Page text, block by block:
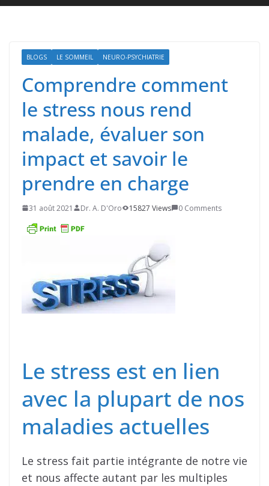
BLOGS LE SOMMEIL NEURO-PSYCHIATRIE
Comprendre comment
le stress nous rend
malade, évaluer son
impact et savoir le
prendre en charge
31 août 2021 Dr. A. D'Oro 15827 Views 0 Comments
Le stress est en lien
avec la plupart de nos
maladies actuelles
Le stress fait partie intégrante de notre vie
et nous affecte autant par les multiples